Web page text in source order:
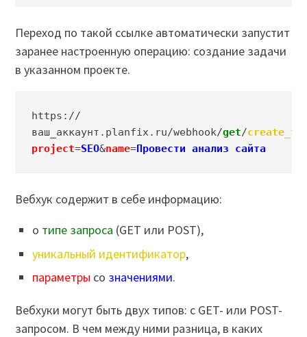
Переход по такой ссылке автоматически запустит
заранее настроенную операцию: создание задачи
в указанном проекте.
https://
ваш_аккаунт.planfix.ru/webhook/get/
project=SEO&name=Провести анализ сайта
Вебхук содержит в себе информацию:
о типе запроса (GET или POST),
уникальный идентификатор,
параметры со значениями.
Вебхуки могут быть двух типов: с GET- или POST-
запросом. В чем между ними разница, в каких